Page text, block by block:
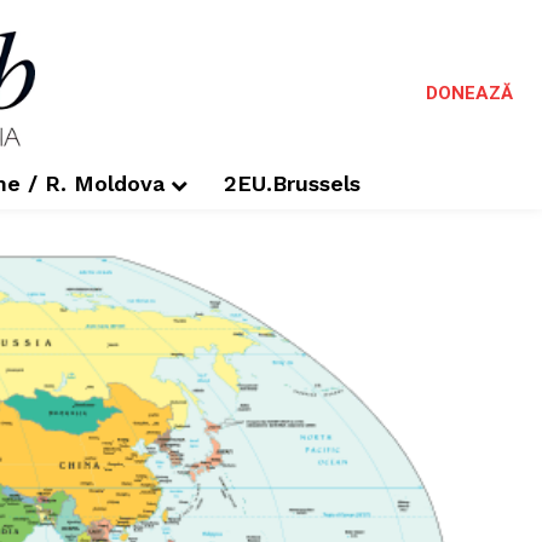
DONEAZĂ
/ R. Moldova 2EU.Brussels